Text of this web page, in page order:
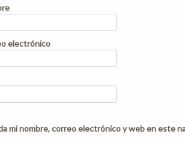
electrónico
mi nombre, correo electrónico y web en este